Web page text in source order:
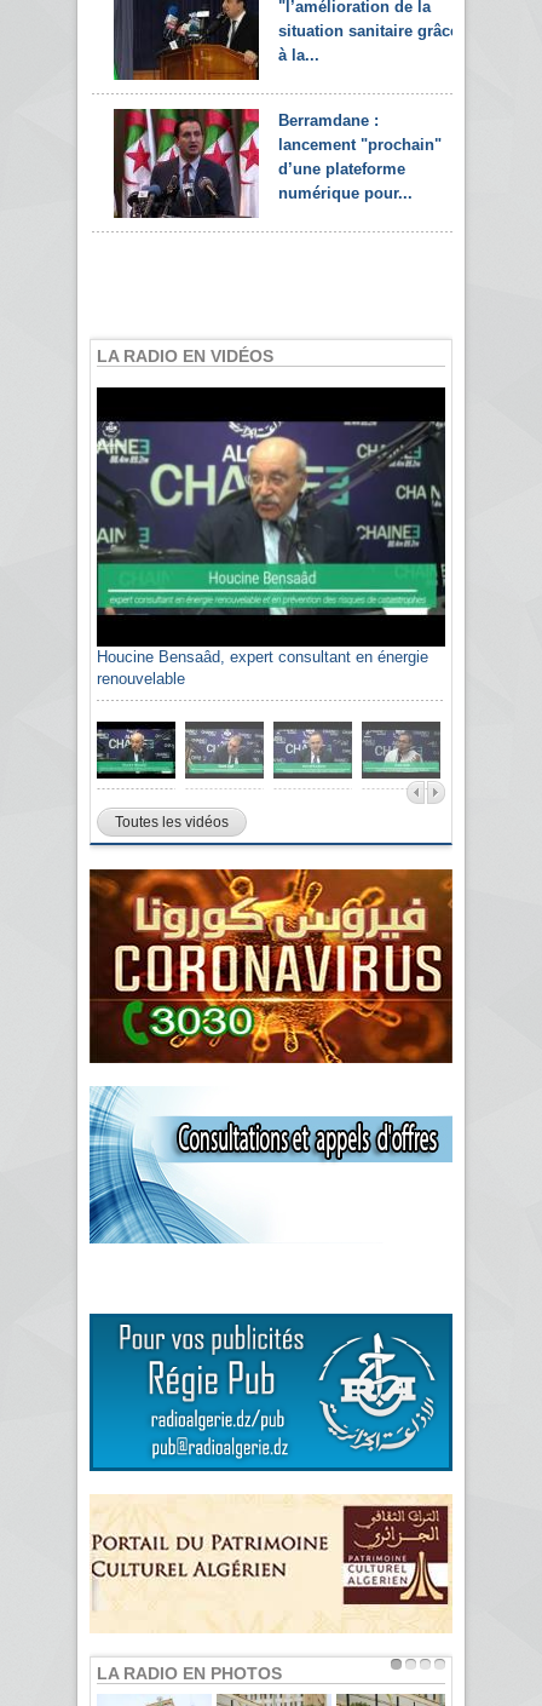
"l’amélioration de la
situation sanitaire grâce
à la...
Berramdane :
lancement "prochain"
d’une plateforme
numérique pour...
LA RADIO EN VIDÉOS
Houcine Bensaâd, expert consultant en énergie
renouvelable
Toutes les vidéos
LA RADIO EN PHOTOS